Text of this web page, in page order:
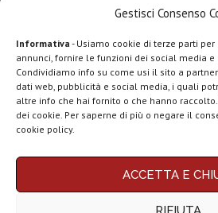
Gestisci Consenso
Informativa - Usiamo cookie di terze parti
annunci, fornire le funzioni dei social media
Condividiamo info su come usi il sito a
dati web, pubblicità e social media, i quali
altre info che hai fornito o che hanno
dei cookie. Per saperne di più o negare il
cookie policy.
ACCETTA E
una particolare attenzione al
Chi siamo Contatti
Questo blog non rappresenta una testata
LEGGI ANCHE
Google lancia
Search Live con
Rassegna stampa